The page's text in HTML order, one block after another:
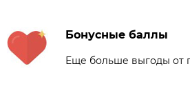
Бонусные баллы
Еще больше выгоды от